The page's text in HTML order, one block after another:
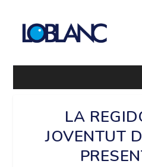
LA
JOVENTUT